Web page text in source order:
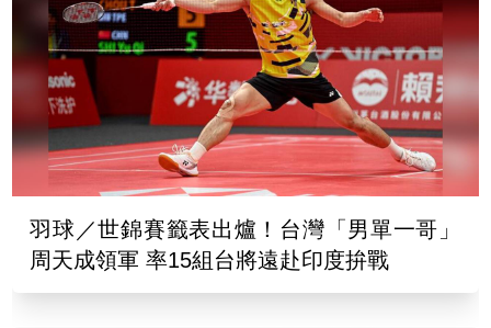
羽球／世錦賽籤表出爐！台灣「男單一哥」
周天成領軍 率15組台將遠赴印度拚戰